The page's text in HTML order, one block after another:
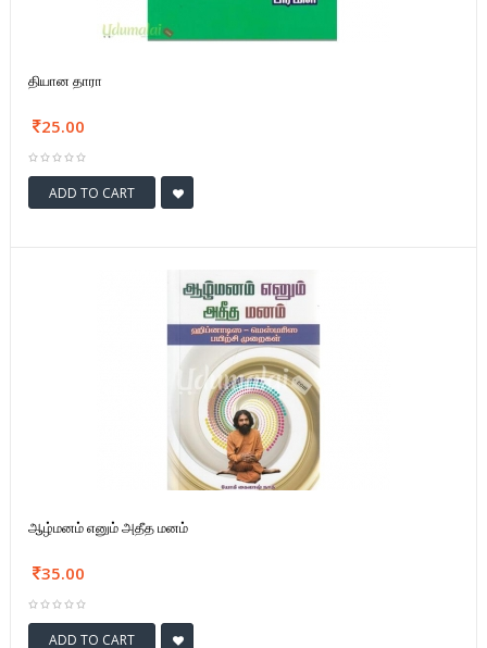
தியான தாரா
25.00
ADD TO CART
ஆழ்மனம் எனும் அதீத மனம்
35.00
ADD TO CART